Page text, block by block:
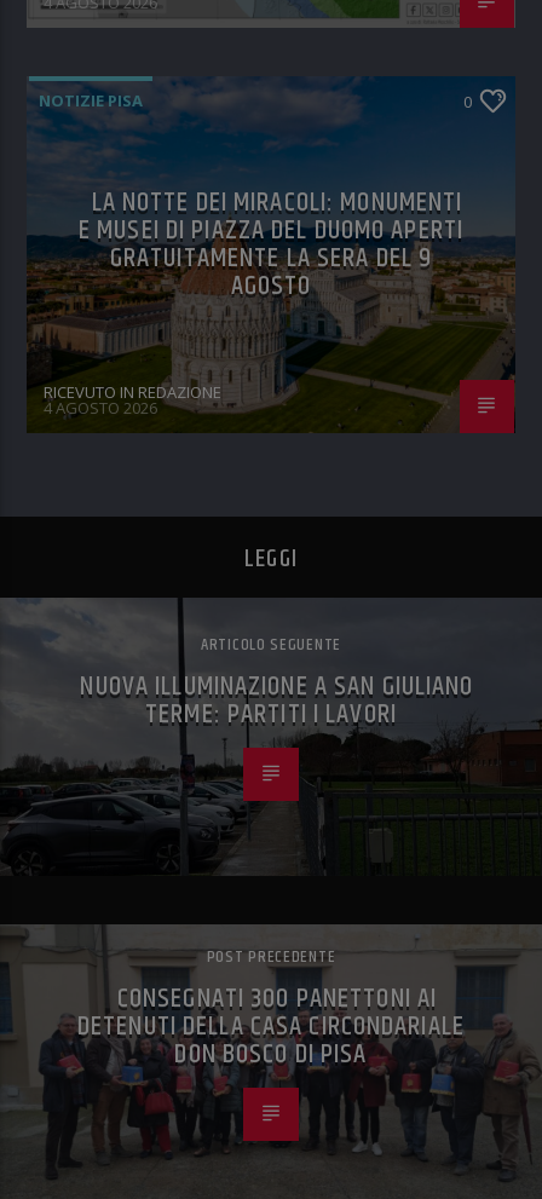
NOTIZIE PISA 0
LA NOTTE DEI MIRACOLI: MONUMENTI
E MUSEI DI PIAZZA DEL DUOMO APERTI
GRATUITAMENTE LA SERA DEL 9
AGOSTO
RICEVUTO IN REDAZIONE
4 AGOSTO 2026
LEGGI
ARTICOLO SEGUENTE
NUOVA ILLUMINAZIONE A SAN GIULIANO
TERME: PARTITI I LAVORI
POST PRECEDENTE
CONSEGNATI 300 PANETTONI AI
DETENUTI DELLA CASA CIRCONDARIALE
DON BOSCO DI PISA